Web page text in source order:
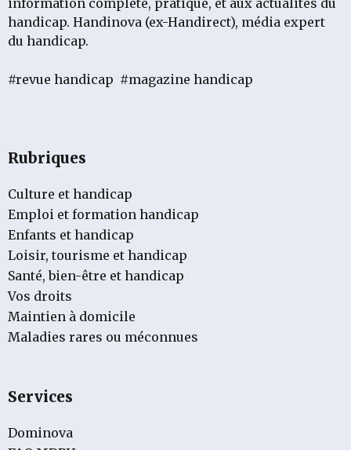
handicap. Handinova (ex-Handirect), média expert
du handicap.
#revue handicap #magazine handicap
Rubriques
Culture et handicap
Emploi et formation handicap
Enfants et handicap
Loisir, tourisme et handicap
Santé, bien-être et handicap
Vos droits
Maintien à domicile
Maladies rares ou méconnues
Services
Dominova